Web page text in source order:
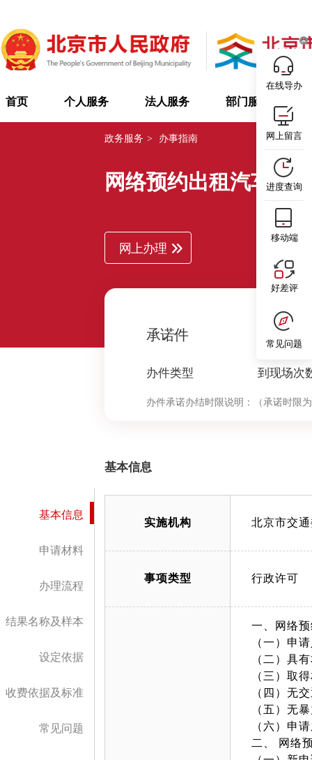
首页 个人服务 法人服务 部门服务
政务服务 > 办事指南
网络预约出租汽车驾
网上办理
承诺件
办件类型
0
到现场次
办件承诺办结时限说明： （承诺时限
基本信息
申请材料
办理流程
结果名称及样本
设定依据
收费依据及标准
常见问题
基本信息
实施机构 北京市交
事项类型 行政许可
一、网络
（一）申
（二）具
（三）取
（四）无
（五）无
（六）申
二、 网络
在线导办
网上留言
进度查询
移动端
好差评
常见问题